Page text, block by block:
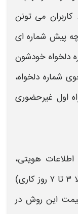
کاربران می تونن
پیش شماره ای
دلخواه خودشون
شماره دلخواه،
اول غیرحضوری
هویتی،
در بازه زمانی مشخص (معمولا ۳ تا ۷ روز کاری)
این روش در